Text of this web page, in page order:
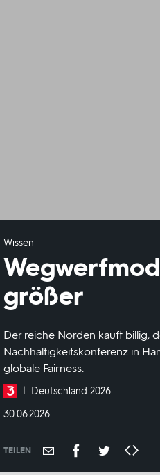
Wissen
größer
Der reiche Norden kauft billig,
Nachhaltigkeitskonferenz in
globale Fairness.
Produktionsland
und
Deutschland 2026
DATUM:
30.06.2026
TEILEN